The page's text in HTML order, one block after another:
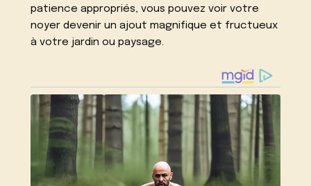
patience appropriés, vous pouvez voir votre
noyer devenir un ajout magnifique et fructueux
à votre jardin ou paysage.